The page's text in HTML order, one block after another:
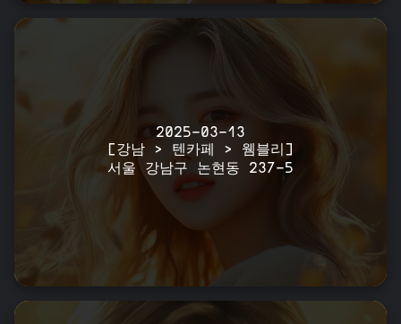
2025-03-13
[강남 > 텐카페 > 웸블리]
서울 강남구 논현동 237-5